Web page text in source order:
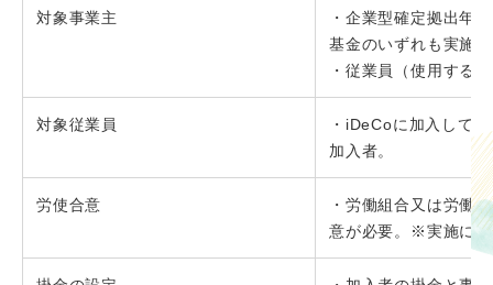
対象事業主
・企業型確定拠出年
基金のいずれも実施
・従業員（使用する
対象従業員
・iDeCoに加入して
加入者。
労使合意
・労働組合又は労働
意が必要。※実施に